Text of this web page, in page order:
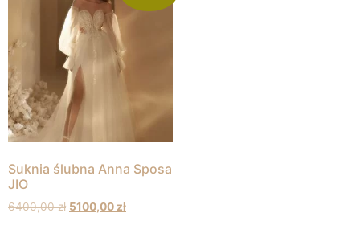
Suknia ślubna Anna Sposa
JIO
6400,00zł 5100,00zł